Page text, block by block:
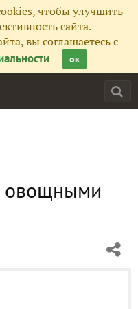
чтобы улучшить
сайта.
вы соглашаетесь с
ок
овощными